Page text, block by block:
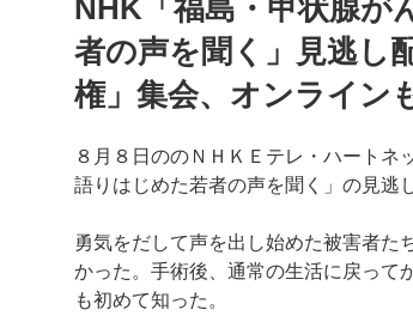
日:
NHK「福島・甲状腺が
者の声を聞く」見逃し
権」集会、オンライン
８月８日ののＮＨＫＥテレ・ハートネ
語りはじめた若者の声を聞く」の見逃
勇気をだして声を出し始めた被害者た
かった。手術後、通常の生活に戻って
も初めて知った。